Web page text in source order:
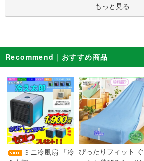
もっと見る
Recommend｜おすすめ商品
ミニ冷風扇 「冷 ぴったりフィット ぐ